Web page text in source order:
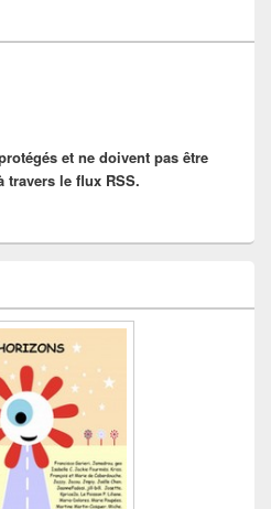
et ne doivent pas être
le flux RSS.